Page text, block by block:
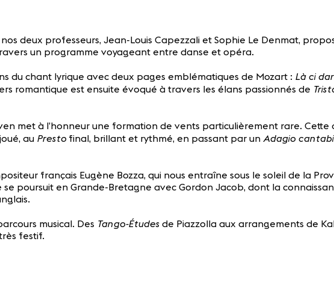
nos deux professeurs, Jean-Louis Capezzali et Sophie Le Denmat,
un programme voyageant entre danse et opéra.
du chant lyrique avec deux pages emblématiques de Mozart : Là ci
romantique est ensuite évoqué à travers les élans passionnés de
met à l’honneur une formation de vents particulièrement rare.
au Presto final, brillant et rythmé, en passant par un Adagio
français Eugène Bozza, qui nous entraîne sous le soleil de la
poursuit en Grande-Bretagne avec Gordon Jacob, dont la
musical. Des Tango-Études de Piazzolla aux arrangements de
festif.